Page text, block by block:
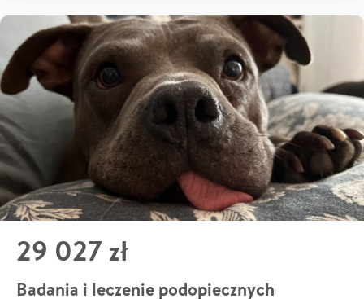
29 027 zł
Badania i leczenie podopiecznych